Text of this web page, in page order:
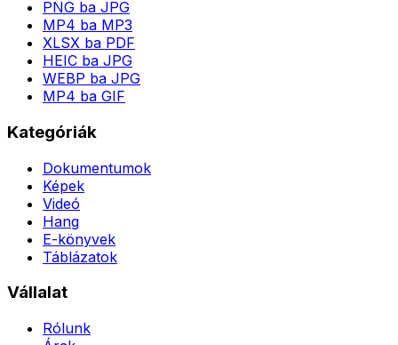
PNG ba JPG
MP4 ba MP3
XLSX ba PDF
HEIC ba JPG
WEBP ba JPG
MP4 ba GIF
Kategóriák
Dokumentumok
Képek
Videó
Hang
E-könyvek
Táblázatok
Vállalat
Rólunk